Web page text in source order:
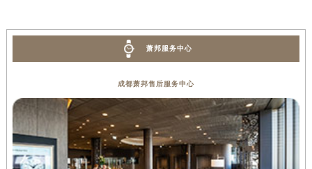
萧邦服务中心
成都萧邦售后服务中心